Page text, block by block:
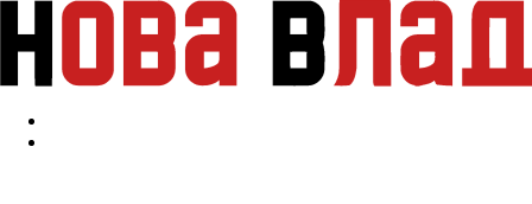
Перейти к основному содержанию